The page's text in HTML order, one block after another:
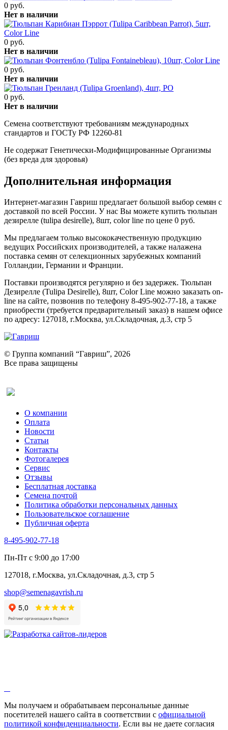
0 руб.
Нет в наличии
0 руб.
Нет в наличии
0 руб.
Нет в наличии
0 руб.
Нет в наличии
Семена соответствуют требованиям международных
стандартов и ГОСТу РФ 12260-81
Не содержат Генетически-Модифицированные Организмы
(без вреда для здоровья)
Дополнительная информация
Интернет-магазин Гавриш предлагает большой выбор семян с
доставкой по всей России. У нас Вы можете купить тюльпан
дезирелле (tulipa desirelle), 8шт, color line по цене 0 руб.
Мы предлагаем только высококачественную продукцию
ведущих Российских производителей, а также налажена
поставка семян от селекционных зарубежных компаний
Голландии, Германии и Франции.
Поставки производятся регулярно и без задержек. Тюльпан
Дезирелле (Tulipa Desirelle), 8шт, Color Line можно заказать on-
line на сайте, позвонив по телефону 8-495-902-77-18, а также
приобрести (требуется предварительный заказ) в нашем офисе
по адресу: 127018, г.Москва, ул.Складочная, д.3, стр 5
© Группа компаний “Гавриш”, 2026
Все права защищены
О компании
Оплата
Новости
Статьи
Контакты
Фотогалерея​
Сервис
Отзывы
Бесплатная доставка
Семена почтой
Политика обработки персональных данных
Пользовательское соглашение
Публичная оферта
8-495-902-77-18
Пн-Пт с 9:00 до 17:00
127018, г.Москва, ул.Складочная, д.3, стр 5
shop@semenagavrish.ru
Мы получаем и обрабатываем персональные данные
посетителей нашего сайта в соответствии с официальной
политикой конфиденциальности. Если вы не даете согласия